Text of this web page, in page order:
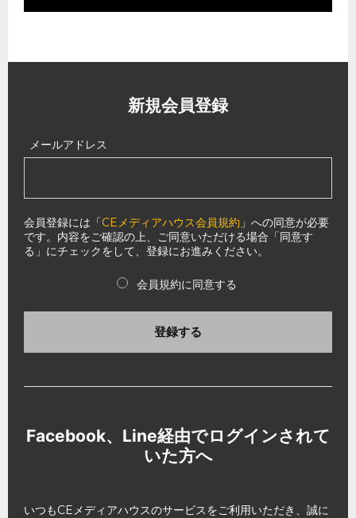
新規会員登録
メールアドレス
会員登録には「CEメディアハウス会員規約 」への同意が必要
です。内容をご確認の上、ご同意いただける場合「同意す
る」にチェックをして、登録にお進みください。
会員規約に同意する
登録する
Facebook、Line経由でログインされて
いた方へ
いつもCEメディアハウスのサービスをご利用いただき、誠に